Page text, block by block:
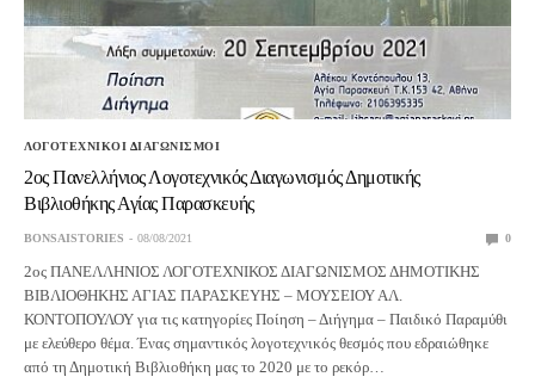
ΛΟΓΟΤΕΧΝΙΚΟΙ ΔΙΑΓΩΝΙΣΜΟΙ
2ος Πανελλήνιος Λογοτεχνικός Διαγωνισμός Δημοτικής
Βιβλιοθήκης Αγίας Παρασκευής
BONSAISTORIES 08/08/2021 0
2ος ΠΑΝΕΛΛΗΝΙΟΣ ΛΟΓΟΤΕΧΝΙΚΟΣ ΔΙΑΓΩΝΙΣΜΟΣ ΔΗΜΟΤΙΚΗΣ
ΒΙΒΛΙΟΘΗΚΗΣ ΑΓΙΑΣ ΠΑΡΑΣΚΕΥΗΣ – ΜΟΥΣΕΙΟΥ ΑΛ.
ΚΟΝΤΟΠΟΥΛΟΥ για τις κατηγορίες Ποίηση – Διήγημα – Παιδικό Παραμύθι
με ελεύθερο θέμα. Ένας σημαντικός λογοτεχνικός θεσμός που εδραιώθηκε
από τη Δημοτική Βιβλιοθήκη μας το 2020 με το ρεκόρ…